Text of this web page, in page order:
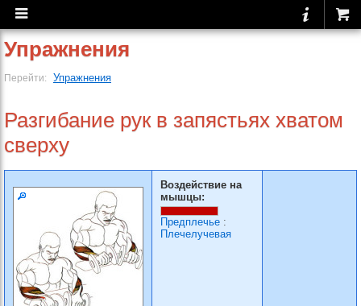
Упражнения
Перейти: Упражнения
Разгибание рук в запястьях хватом
сверху
Воздействие на
мышцы:
Предплечье :
Плечелучевая